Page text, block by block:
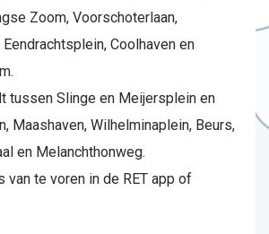
Zoom, Voorschoterlaan,
Coolhaven en
tussen Slinge en Meijersplein en
Maashaven, Wilhelminaplein, Beurs,
en Melanchthonweg.
van te voren in de RET app of